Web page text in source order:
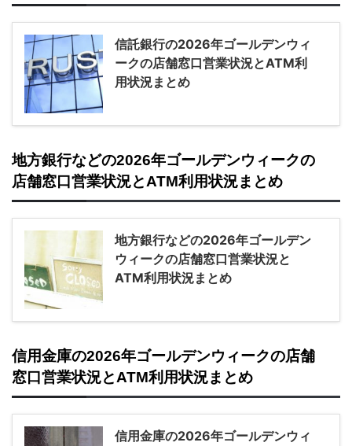
信託銀行の2026年ゴールデンウィ
ークの店舗窓口営業状況とATM利
用状況まとめ
地方銀行などの2026年ゴールデンウィークの
店舗窓口営業状況とATM利用状況まとめ
地方銀行などの2026年ゴールデン
ウィークの店舗窓口営業状況と
ATM利用状況まとめ
信用金庫の2026年ゴールデンウィークの店舗
窓口営業状況とATM利用状況まとめ
信用金庫の2026年ゴールデンウィ